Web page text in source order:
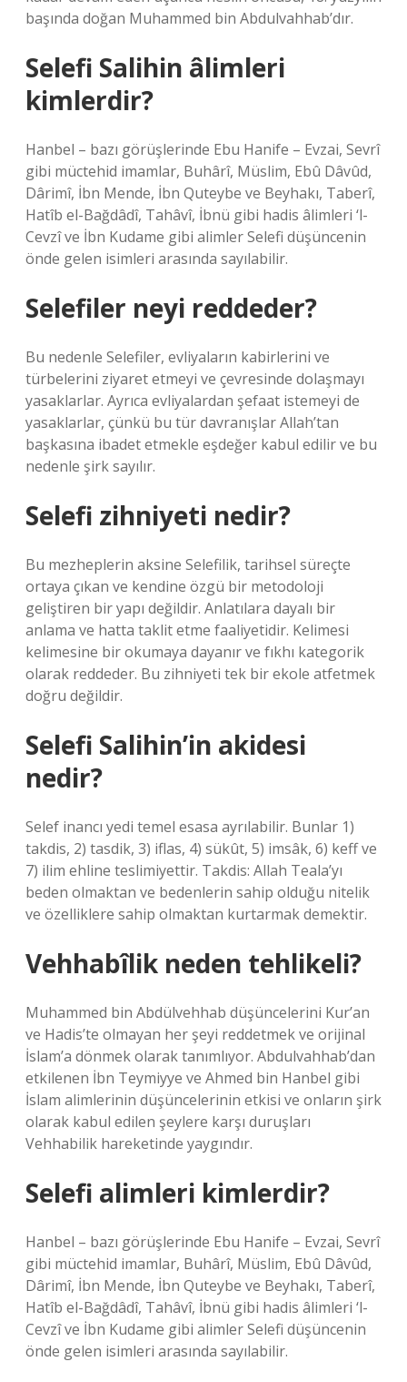
başında doğan Muhammed bin Abdulvahhab’dır.
Selefi Salihin âlimleri
kimlerdir?
Hanbel – bazı görüşlerinde Ebu Hanife – Evzai, Sevrî
gibi müctehid imamlar, Buhârî, Müslim, Ebû Dâvûd,
Dârimî, İbn Mende, İbn Quteybe ve Beyhakı, Taberî,
Hatîb el-Bağdâdî, Tahâvî, İbnü gibi hadis âlimleri ‘l-
Cevzî ve İbn Kudame gibi alimler Selefi düşüncenin
önde gelen isimleri arasında sayılabilir.
Selefiler neyi reddeder?
Bu nedenle Selefiler, evliyaların kabirlerini ve
türbelerini ziyaret etmeyi ve çevresinde dolaşmayı
yasaklarlar. Ayrıca evliyalardan şefaat istemeyi de
yasaklarlar, çünkü bu tür davranışlar Allah’tan
başkasına ibadet etmekle eşdeğer kabul edilir ve bu
nedenle şirk sayılır.
Selefi zihniyeti nedir?
Bu mezheplerin aksine Selefilik, tarihsel süreçte
ortaya çıkan ve kendine özgü bir metodoloji
geliştiren bir yapı değildir. Anlatılara dayalı bir
anlama ve hatta taklit etme faaliyetidir. Kelimesi
kelimesine bir okumaya dayanır ve fıkhı kategorik
olarak reddeder. Bu zihniyeti tek bir ekole atfetmek
doğru değildir.
Selefi Salihin’in akidesi
nedir?
Selef inancı yedi temel esasa ayrılabilir. Bunlar 1)
takdis, 2) tasdik, 3) iflas, 4) sükût, 5) imsâk, 6) keff ve
7) ilim ehline teslimiyettir. Takdis: Allah Teala’yı
beden olmaktan ve bedenlerin sahip olduğu nitelik
ve özelliklere sahip olmaktan kurtarmak demektir.
Vehhabîlik neden tehlikeli?
Muhammed bin Abdülvehhab düşüncelerini Kur’an
ve Hadis’te olmayan her şeyi reddetmek ve orijinal
İslam’a dönmek olarak tanımlıyor. Abdulvahhab’dan
etkilenen İbn Teymiyye ve Ahmed bin Hanbel gibi
İslam alimlerinin düşüncelerinin etkisi ve onların şirk
olarak kabul edilen şeylere karşı duruşları
Vehhabilik hareketinde yaygındır.
Selefi alimleri kimlerdir?
Hanbel – bazı görüşlerinde Ebu Hanife – Evzai, Sevrî
gibi müctehid imamlar, Buhârî, Müslim, Ebû Dâvûd,
Dârimî, İbn Mende, İbn Quteybe ve Beyhakı, Taberî,
Hatîb el-Bağdâdî, Tahâvî, İbnü gibi hadis âlimleri ‘l-
Cevzî ve İbn Kudame gibi alimler Selefi düşüncenin
önde gelen isimleri arasında sayılabilir.